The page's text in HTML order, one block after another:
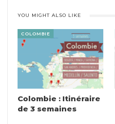
YOU MIGHT ALSO LIKE
COLOMBIE
Colombie : Itinéraire
de 3 semaines